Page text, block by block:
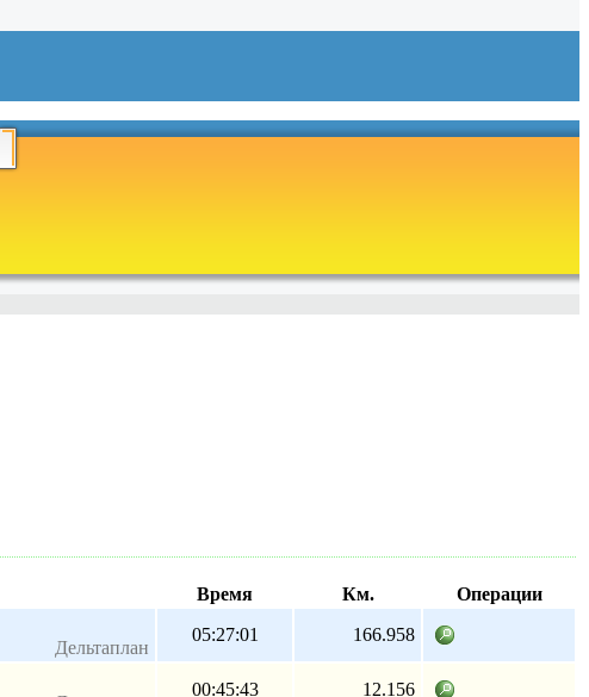
Время Км.
Операции
Дельтаплан
05:27:01 166.958
00:45:43 12.156